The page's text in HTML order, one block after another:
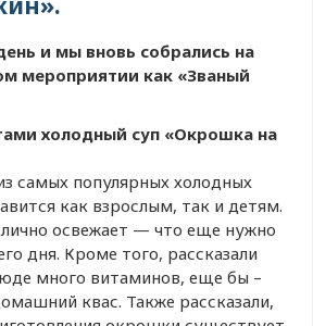
и мы вновь собрались на
мероприятии как «Званый
холодный суп «Окрошка на
самых популярных холодных
как взрослым, так и детям.
освежает — что еще нужно
дня. Кроме того, рассказали
много витаминов, еще бы –
квас. Также рассказали,